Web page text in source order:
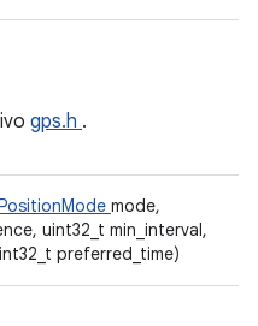
gps.h .
mode,
uint32_t min_interval,
preferred_time)